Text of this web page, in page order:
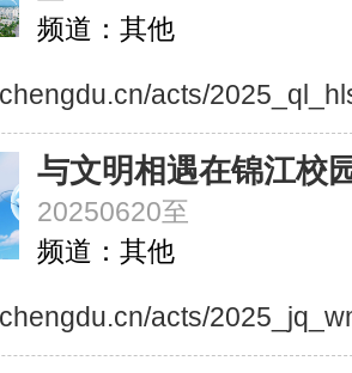
频道：其他
acts/
与文明相遇在锦江校
20250620至
频道：其他
acts/